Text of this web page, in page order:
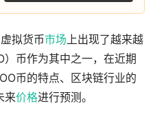
拟货币市场 上出现了越来越
币作为其中之一，在近期
币的特点、区块链行业的
来价格进行预测。